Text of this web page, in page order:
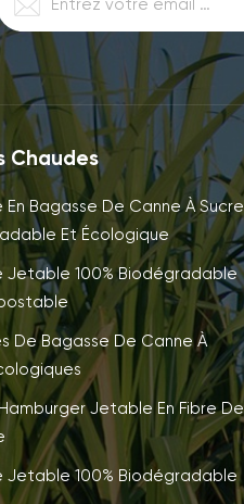
Chaudes
En Bagasse De Canne À Sucre
Et Écologique
Jetable 100% Biodégradable
De Bagasse De Canne À
Jetable En Fibre De
Jetable 100% Biodégradable